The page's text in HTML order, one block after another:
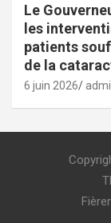
Le
les
patients
de la
6 juin 2026